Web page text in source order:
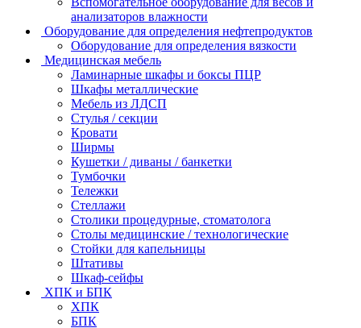
анализаторов влажности
Оборудование для определения нефтепродуктов
Оборудование для определения вязкости
Медицинская мебель
Ламинарные шкафы и боксы ПЦР
Шкафы металлические
Мебель из ЛДСП
Стулья / секции
Кровати
Ширмы
Кушетки / диваны / банкетки
Тумбочки
Тележки
Стеллажи
Столики процедурные, стоматолога
Столы медицинские / технологические
Стойки для капельницы
Штативы
Шкаф-сейфы
ХПК и БПК
ХПК
БПК